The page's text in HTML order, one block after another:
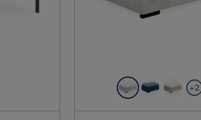
+2